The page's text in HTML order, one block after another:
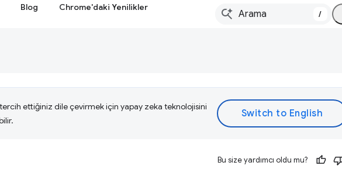
Blog Chrome'daki Yenilikler
/
ettiğiniz dile çevirmek için yapay zeka teknolojisini
Bu size yardımcı oldu mu?